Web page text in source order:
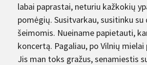
labai paprastai, neturiu kažkokių
pomėgių. Susitvarkau, susitinku su
šeimomis. Nueiname papietauti,
koncertą. Pagaliau, po Vilnių mielai
Jis man toks gražus, senamiestis